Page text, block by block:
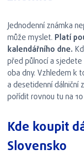
Jednodenní známka
může myslet. Platí
kalendářního dne.
před půlnocí a
oba dny. Vzhledem k
a desetidenní dálniční
pořídit rovnou tu na 10
Kde koupit
Slovensko